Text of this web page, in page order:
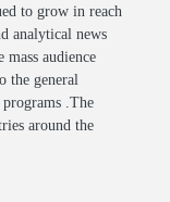
to grow in reach
analytical news
mass audience
the general
.The
around the